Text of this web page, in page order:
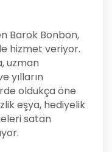
Barok Bonbon,
hizmet veriyor.
uzman
yılların
oldukça öne
eşya, hediyelik
satan